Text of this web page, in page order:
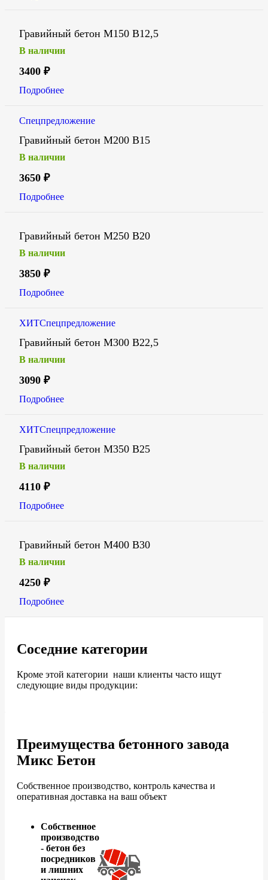
Гравийный бетон М150 В12,5
В наличии
3400 ₽
Подробнее
Спецпредложение
Гравийный бетон М200 В15
В наличии
3650 ₽
Подробнее
Гравийный бетон М250 В20
В наличии
3850 ₽
Подробнее
ХИТСпецпредложение
Гравийный бетон М300 В22,5
В наличии
3090 ₽
Подробнее
ХИТСпецпредложение
Гравийный бетон М350 В25
В наличии
4110 ₽
Подробнее
Гравийный бетон М400 В30
В наличии
4250 ₽
Подробнее
Соседние категории
Кроме этой категории наши клиенты часто ищут
следующие виды продукции:
Преимущества бетонного завода
Микс Бетон
Собственное производство, контроль качества и
оперативная доставка на ваш объект
Собственное
производство
- бетон без
посредников
и лишних